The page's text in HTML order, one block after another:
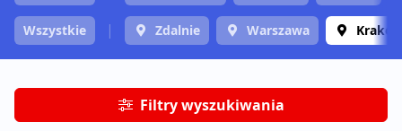
Wszystkie Zdalnie Warszawa
Filtry wyszukiwania